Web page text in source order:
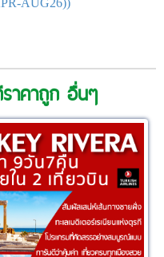
าคาถูก อื่นๆ